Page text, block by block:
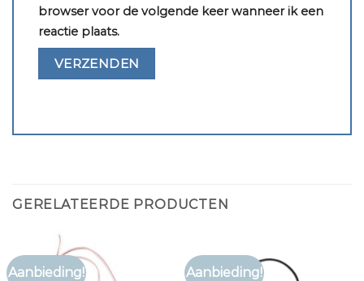
browser voor de volgende keer wanneer ik een
reactie plaats.
GERELATEERDE PRODUCTEN
Aanbieding! Aanbieding!